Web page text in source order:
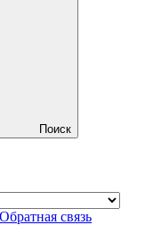
Поиск
Обратная связь